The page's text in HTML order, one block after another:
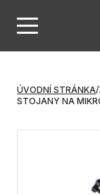
ÚVODNÍ STRÁNKA/
STOJANY NA